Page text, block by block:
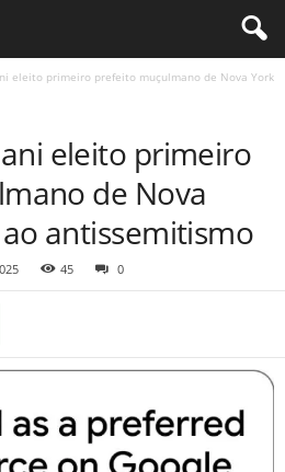
eleito primeiro prefeito muçulmano de Nova York
eleito primeiro
de Nova
antissemitismo
45 0